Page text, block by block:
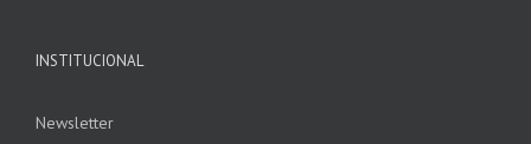
INSTITUCIONAL
Newsletter